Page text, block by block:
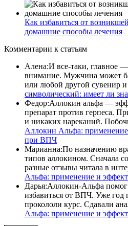
Как избавиться от
домашние способы лечения
Комментарии к статьям
Алена:И все-таки, главное
внимание. Мужчина может
или любой другой сувенир
символический: имеет ли
Федор:Аллокин альфа —
препарат против герпеса.
и никаких нареканий.
Аллокин Альфа: применение
при ВПЧ
Марианна:По назначению
типов аллокином. Сначала
разные отзывы читала в
Альфа: применение и
Дарья:Аллокин-Альфа
избавиться от ВПЧ. Уже год
прокололи курс. Сдавали
Альфа: применение и